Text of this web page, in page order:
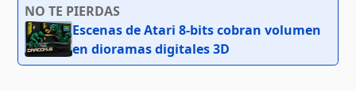
NO TE PIERDAS
Escenas de Atari 8-bits cobran volumen
en dioramas digitales 3D